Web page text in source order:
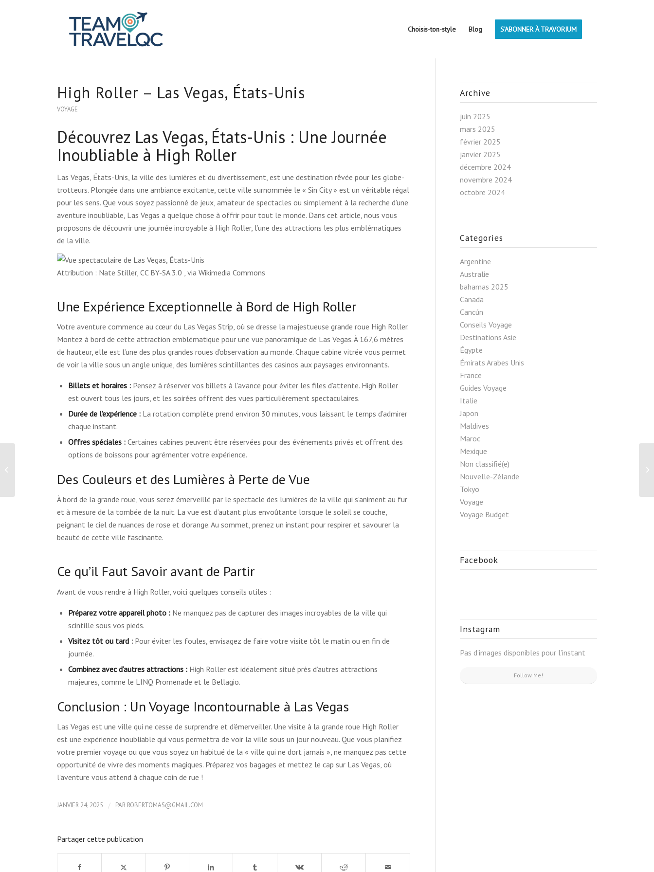
Choisis-ton-style Blog S’ABONNER À TRAVORIUM
High Roller – Las Vegas, États-Unis
VOYAGE
Découvrez Las Vegas, États-Unis : Une Journée
Inoubliable à High Roller
Las Vegas, États-Unis, la ville des lumières et du divertissement, est une destination rêvée pour les globe-
trotteurs. Plongée dans une ambiance excitante, cette ville surnommée le « Sin City » est un véritable régal
pour les sens. Que vous soyez passionné de jeux, amateur de spectacles ou simplement à la recherche d’une
aventure inoubliable, Las Vegas a quelque chose à offrir pour tout le monde. Dans cet article, nous vous
proposons de découvrir une journée incroyable à High Roller, l’une des attractions les plus emblématiques
de la ville.
Attribution : Nate Stiller, CC BY-SA 3.0 , via Wikimedia Commons
Une Expérience Exceptionnelle à Bord de High Roller
Votre aventure commence au cœur du Las Vegas Strip, où se dresse la majestueuse grande roue High Roller.
Montez à bord de cette attraction emblématique pour une vue panoramique de Las Vegas. À 167,6 mètres
de hauteur, elle est l’une des plus grandes roues d’observation au monde. Chaque cabine vitrée vous permet
de voir la ville sous un angle unique, des lumières scintillantes des casinos aux paysages environnants.
Billets et horaires : Pensez à réserver vos billets à l’avance pour éviter les files d’attente. High Roller
est ouvert tous les jours, et les soirées offrent des vues particulièrement spectaculaires.
Durée de l’expérience : La rotation complète prend environ 30 minutes, vous laissant le temps d’admirer
chaque instant.
Offres spéciales : Certaines cabines peuvent être réservées pour des événements privés et offrent des
options de boissons pour agrémenter votre expérience.
Des Couleurs et des Lumières à Perte de Vue
À bord de la grande roue, vous serez émerveillé par le spectacle des lumières de la ville qui s’animent au fur
et à mesure de la tombée de la nuit. La vue est d’autant plus envoûtante lorsque le soleil se couche,
peignant le ciel de nuances de rose et d’orange. Au sommet, prenez un instant pour respirer et savourer la
beauté de cette ville fascinante.
Ce qu’il Faut Savoir avant de Partir
Avant de vous rendre à High Roller, voici quelques conseils utiles :
Préparez votre appareil photo : Ne manquez pas de capturer des images incroyables de la ville qui
scintille sous vos pieds.
Visitez tôt ou tard : Pour éviter les foules, envisagez de faire votre visite tôt le matin ou en fin de
journée.
Combinez avec d’autres attractions : High Roller est idéalement situé près d’autres attractions
majeures, comme le LINQ Promenade et le Bellagio.
Conclusion : Un Voyage Incontournable à Las Vegas
Las Vegas est une ville qui ne cesse de surprendre et d’émerveiller. Une visite à la grande roue High Roller
est une expérience inoubliable qui vous permettra de voir la ville sous un jour nouveau. Que vous planifiez
votre premier voyage ou que vous soyez un habitué de la « ville qui ne dort jamais », ne manquez pas cette
opportunité de vivre des moments magiques. Préparez vos bagages et mettez le cap sur Las Vegas, où
l’aventure vous attend à chaque coin de rue !
JANVIER 24, 2025 / PAR ROBERTOMAS@GMAIL.COM
Partager cette publication
Archive
juin 2025
mars 2025
février 2025
janvier 2025
décembre 2024
novembre 2024
octobre 2024
Categories
Argentine
Australie
bahamas 2025
Canada
Cancún
Conseils Voyage
Destinations Asie
Égypte
Émirats Arabes Unis
France
Guides Voyage
Italie
Japon
Maldives
Maroc
Mexique
Non classifié(e)
Nouvelle-Zélande
Tokyo
Voyage
Voyage Budget
Facebook
Instagram
Pas d’images disponibles pour l’instant
Follow Me!